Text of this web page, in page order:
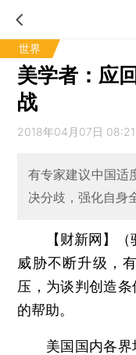
世界
美学者：应
战
2018年04月07日 08:21
有专家建议中国适
决分歧，强化自身
【财新网】
威胁不断升级，
压，为谈判创造
的帮助。
美国国内各界